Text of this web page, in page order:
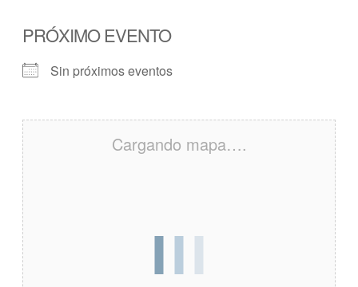
PRÓXIMO EVENTO
Sin próximos eventos
Cargando mapa….